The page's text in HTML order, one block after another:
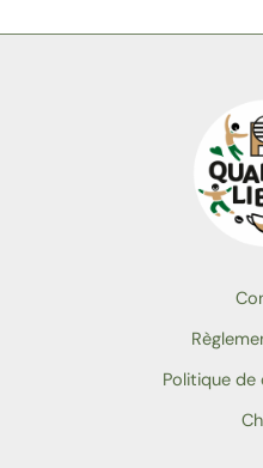
Politique